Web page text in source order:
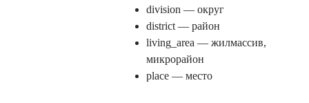
division — округ
district — район
living_area — жилмассив,
микрорайон
place — место